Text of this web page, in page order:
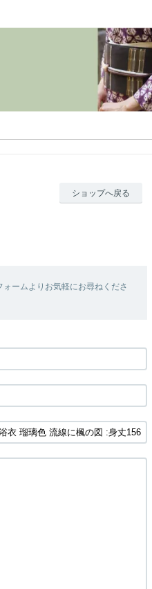
ショップへ戻る
ームよりお気軽にお尋ねくださ